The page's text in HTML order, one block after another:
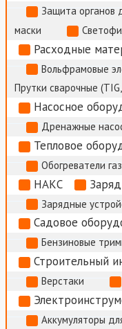
Защита органов
маски
Расходные
Вольфрамовые
Прутки сварочные
Насосное
Дренажные
Тепловое
Обогреватели
НАКС
Зарядные
Садовое
Бензиновые
Строительный
Верстаки
Аккумуляторы